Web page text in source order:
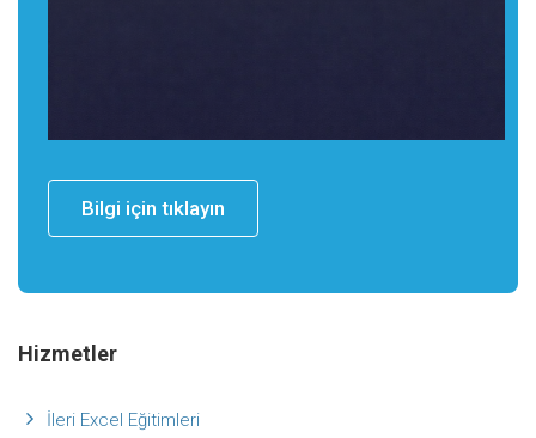
Bilgi için tıklayın
Hizmetler
İleri Excel Eğitimleri